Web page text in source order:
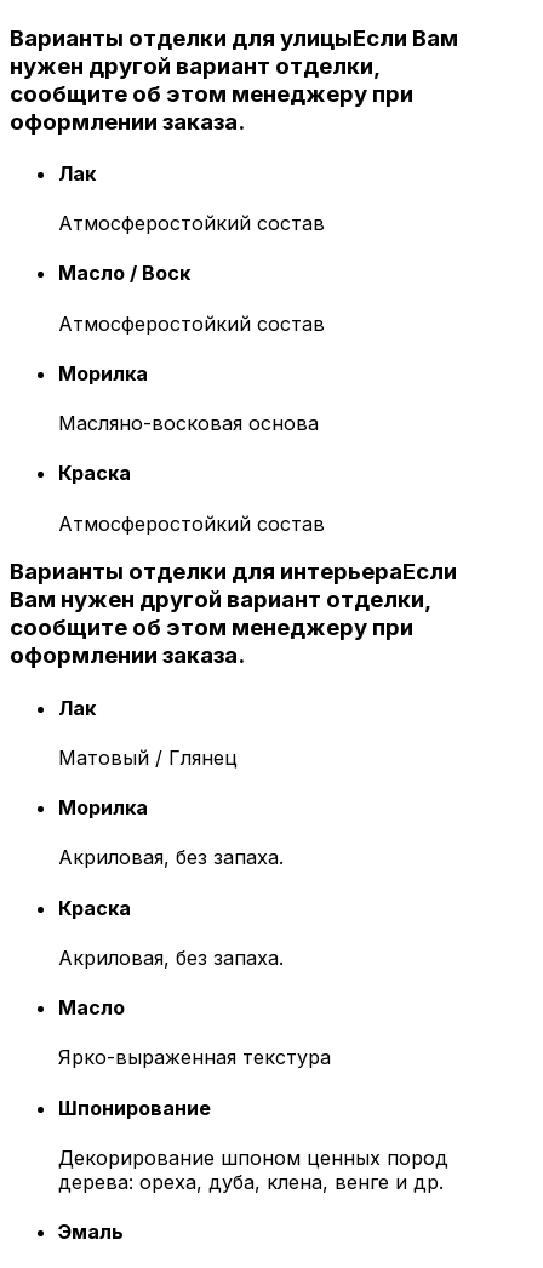
Варианты отделки для улицыЕсли Вам
нужен другой вариант отделки,
сообщите об этом менеджеру при
оформлении заказа.
Лак
Атмосферостойкий состав
Масло / Воск
Атмосферостойкий состав
Морилка
Масляно-восковая основа
Краска
Атмосферостойкий состав
Варианты отделки для интерьераЕсли
Вам нужен другой вариант отделки,
сообщите об этом менеджеру при
оформлении заказа.
Лак
Матовый / Глянец
Морилка
Акриловая, без запаха.
Краска
Акриловая, без запаха.
Масло
Ярко-выраженная текстура
Шпонирование
Декорирование шпоном ценных пород
дерева: ореха, дуба, клена, венге и др.
Эмаль